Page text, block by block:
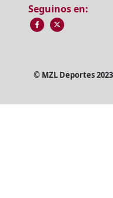
Seguinos en:
© MZL Deportes